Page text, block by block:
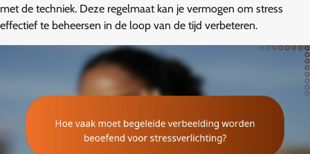
met de techniek. Deze regelmaat kan je vermogen om stress
effectief te beheersen in de loop van de tijd verbeteren.